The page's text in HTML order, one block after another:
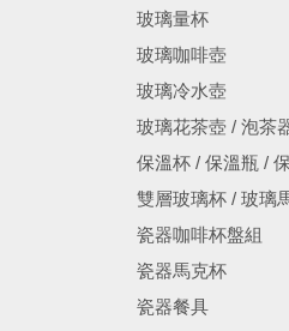
玻璃量杯
玻璃咖啡壺
玻璃冷水壺
玻璃花茶壺 / 泡茶
保溫杯 / 保溫瓶 /
雙層玻璃杯 / 玻璃
瓷器咖啡杯盤組
瓷器馬克杯
瓷器餐具